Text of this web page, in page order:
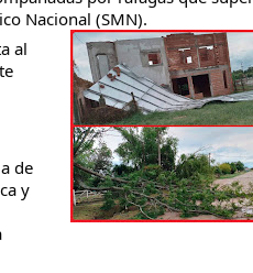
Nacional (SMN).
al
de
y